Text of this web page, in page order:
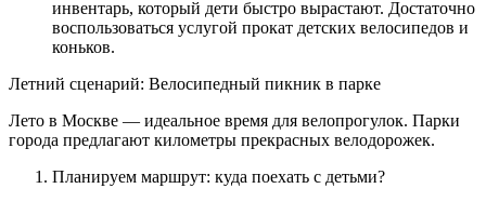
инвентарь, который дети быстро вырастают. Достаточно
воспользоваться услугой прокат детских велосипедов и
коньков.
Летний сценарий: Велосипедный пикник в парке
Лето в Москве — идеальное время для велопрогулок. Парки
города предлагают километры прекрасных велодорожек.
Планируем маршрут: куда поехать с детьми?